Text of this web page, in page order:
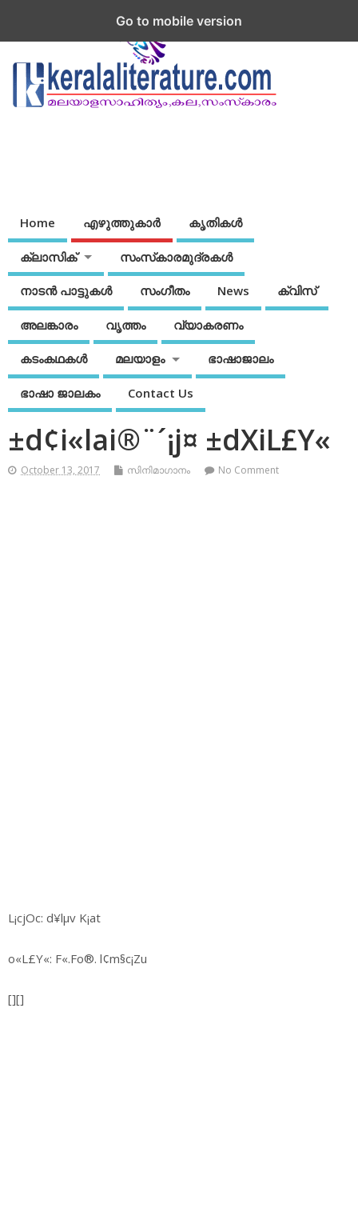
Home എഴുത്തുകാര്‍ കൃതികൾ
ക്ലാസിക് സംസ്‌കാരമുദ്രകള്‍
നാടന്‍ പാട്ടുകള്‍ സംഗീതം News ക്വിസ്
അലങ്കാരം വൃത്തം വ്യാകരണം
കടംകഥകള്‍ മലയാളം ഭാഷാജാലം
ഭാഷാ ജാലകം Contact Us
±d¢i«lai®¨´¡j¤ ±dXiL£Y«
October 13, 2017 സിനിമാഗാനം No Comment
L¡cjOc: d¥lµv K¡at
o«L£Y«: F«.Fo®. l¢m§c¡Zu
[][]
Go to mobile version